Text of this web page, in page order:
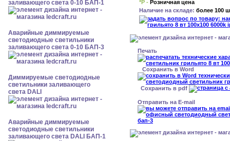
заливающего света 0-10 БАП-1
Аварийные диммируемые
светодиодные светильники
заливающего света 0-10 БАП-3
Диммируемые светодиодные
светильники заливающего
света DALI
Аварийные диммируемые
светодиодные светильники
заливающего света DALI БАП-1
*Р - Розничная цена
Наличие на складе: более 100
Печать
Сохранить в Word
Сохранить в pdf
Отправить на E-mail